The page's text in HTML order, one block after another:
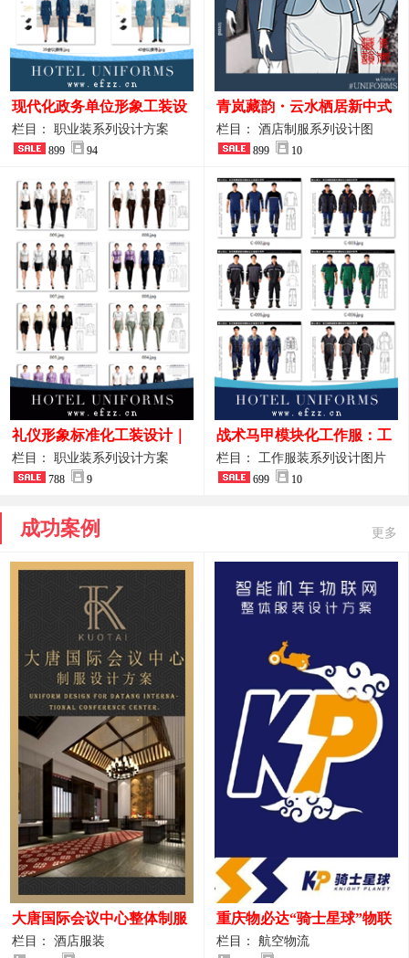
现代化政务单位形象工装设
计｜国风会务接待西装制服
整套方案
栏目： 职业装系列设计方案
899 94
青岚藏韵・云水栖居新中式
酒店全岗位制服设计原创作
品图
栏目： 酒店制服系列设计图
899 10
礼仪形象标准化工装设计｜
高端服务业仪态塑造专属职
业装系列
栏目： 职业装系列设计方案
788 9
战术马甲模块化工作服：工
程巡检与设备调试岗位的多
功能收纳设计
栏目： 工作服装系列设计图片
699 10
成功案例 更多
大唐国际会议中心整体制服
设计案例
栏目： 酒店服装
重庆物必达“骑士星球”物联
网派送人员服装设计案例
栏目： 航空物流